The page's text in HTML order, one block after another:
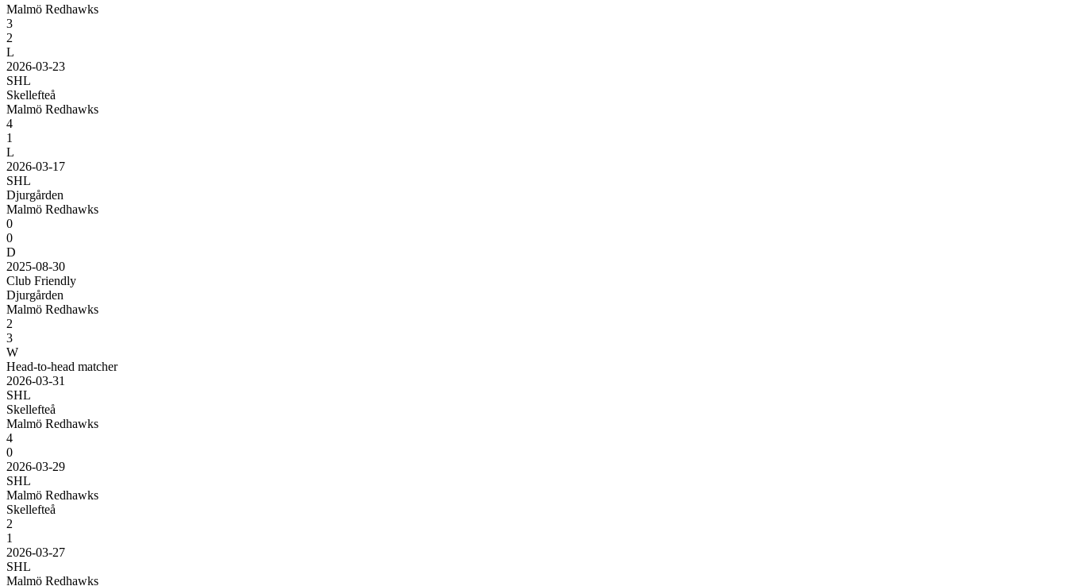
Malmö Redhawks
3
2
L
2026-03-23
SHL
Skellefteå
Malmö Redhawks
4
1
L
2026-03-17
SHL
Djurgården
Malmö Redhawks
0
0
D
2025-08-30
Club Friendly
Djurgården
Malmö Redhawks
2
3
W
Head-to-head matcher
2026-03-31
SHL
Skellefteå
Malmö Redhawks
4
0
2026-03-29
SHL
Malmö Redhawks
Skellefteå
2
1
2026-03-27
SHL
Malmö Redhawks